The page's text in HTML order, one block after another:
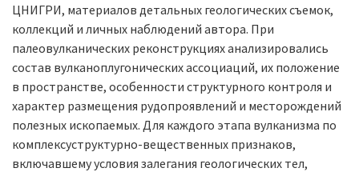
ЦНИГРИ, материалов детальных геологических съемок,
коллекций и личных наблюдений автора. При
палеовулканических реконструкциях анализировались
состав вулканоплугонических ассоциаций, их положение
в пространстве, особенности структурного контроля и
характер размещения рудопроявлений и месторождений
полезных ископаемых. Для каждого этапа вулканизма по
комплексуструктурно-вещественных признаков,
включавшему условия залегания геологических тел,